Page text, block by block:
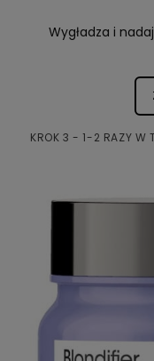
Wygładza i
KROK 3 - 1-2 RAZY W